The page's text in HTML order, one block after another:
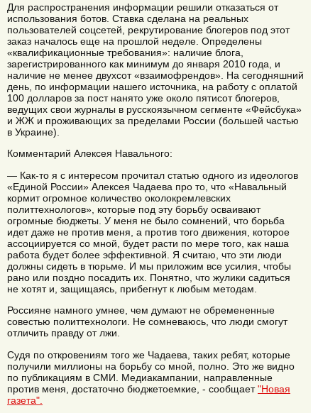
Для распространения информации решили отказаться от
использования ботов. Ставка сделана на реальных
пользователей соцсетей, рекрутирование блогеров под этот
заказ началось еще на прошлой неделе. Определены
«квалификационные требования»: наличие блога,
зарегистрированного как минимум до января 2010 года, и
наличие не менее двухсот «взаимофрендов». На сегодняшний
день, по информации нашего источника, на работу с оплатой
100 долларов за пост нанято уже около пятисот блогеров,
ведущих свои журналы в русскоязычном сегменте «Фейсбука»
и ЖЖ и проживающих за пределами России (большей частью
в Украине).
Комментарий Алексея Навального:
— Как-то я с интересом прочитал статью одного из идеологов
«Единой России» Алексея Чадаева про то, что «Навальный
кормит огромное количество околокремлевских
политтехнологов», которые под эту борьбу осваивают
огромные бюджеты. У меня не было сомнений, что борьба
идет даже не против меня, а против того движения, которое
ассоциируется со мной, будет расти по мере того, как наша
работа будет более эффективной. Я считаю, что эти люди
должны сидеть в тюрьме. И мы приложим все усилия, чтобы
рано или поздно посадить их. Понятно, что жулики садиться
не хотят и, защищаясь, прибегнут к любым методам.
Россияне намного умнее, чем думают не обремененные
совестью политтехнологи. Не сомневаюсь, что люди смогут
отличить правду от лжи.
Судя по откровениям того же Чадаева, таких ребят, которые
получили миллионы на борьбу со мной, полно. Это же видно
по публикациям в СМИ. Медиакампании, направленные
против меня, достаточно бюджетоемкие, - сообщает"Новая
газета".